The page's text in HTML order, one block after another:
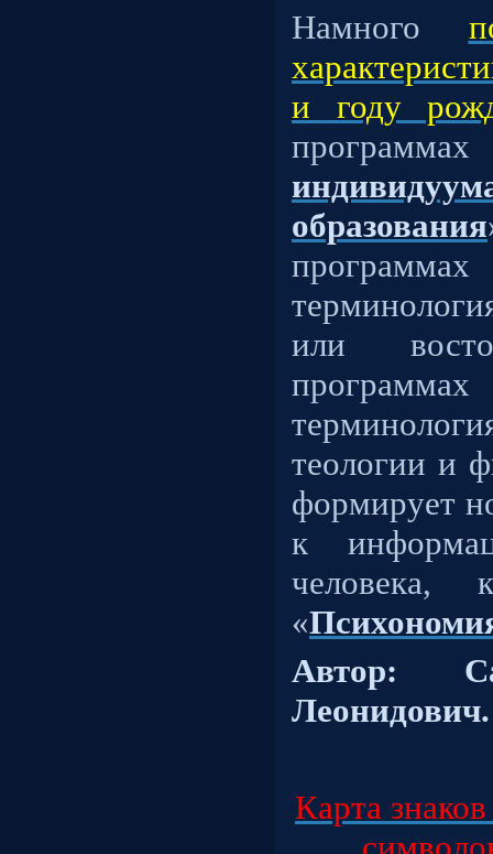
Намного
и году
образования
или
теологии и
формирует
к
человека,
«
Автор:
Леонидович.
Карта